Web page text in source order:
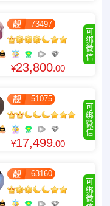
可
绑
微
信
73497
¥23,800.00
可
绑
微
信
51075
¥17,499.00
可
绑
微
63160